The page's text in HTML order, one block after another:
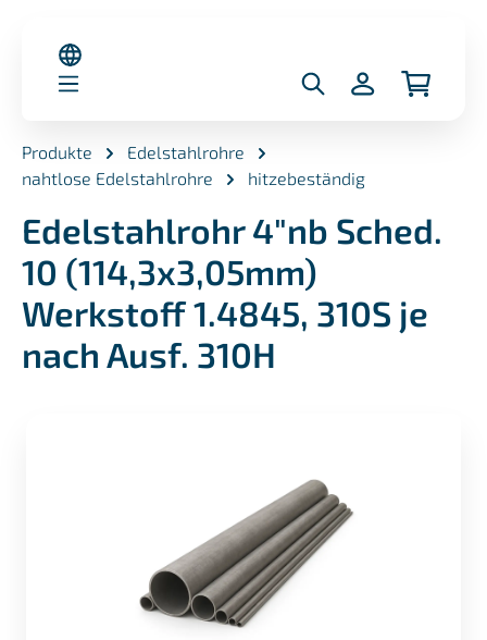
Produkte
Edelstahlrohre
nahtlose Edelstahlrohre
hitzebeständig
Edelstahlrohr 4"nb Sched.
10 (114,3x3,05mm)
Werkstoff 1.4845, 310S je
nach Ausf. 310H